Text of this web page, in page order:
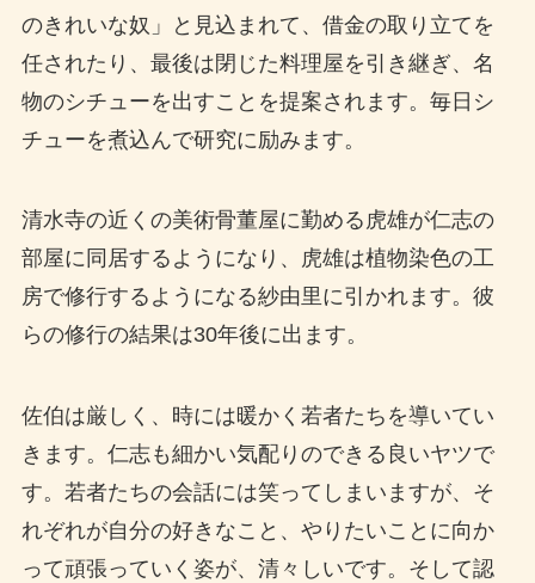
のきれいな奴」と見込まれて、借金の取り立てを
任されたり、最後は閉じた料理屋を引き継ぎ、名
物のシチューを出すことを提案されます。毎日シ
チューを煮込んで研究に励みます。
清水寺の近くの美術骨董屋に勤める虎雄が仁志の
部屋に同居するようになり、虎雄は植物染色の工
房で修行するようになる紗由里に引かれます。彼
らの修行の結果は30年後に出ます。
佐伯は厳しく、時には暖かく若者たちを導いてい
きます。仁志も細かい気配りのできる良いヤツで
す。若者たちの会話には笑ってしまいますが、そ
れぞれが自分の好きなこと、やりたいことに向か
って頑張っていく姿が、清々しいです。そして認